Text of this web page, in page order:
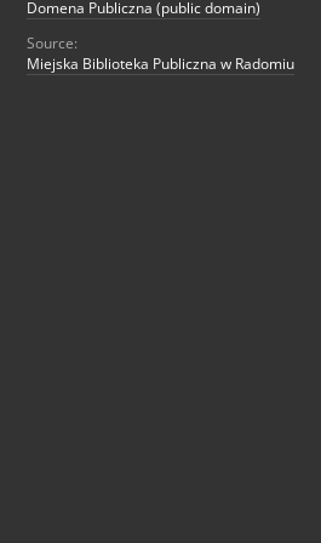
Domena Publiczna (public domain)
Source:
Miejska Biblioteka Publiczna w Radomiu